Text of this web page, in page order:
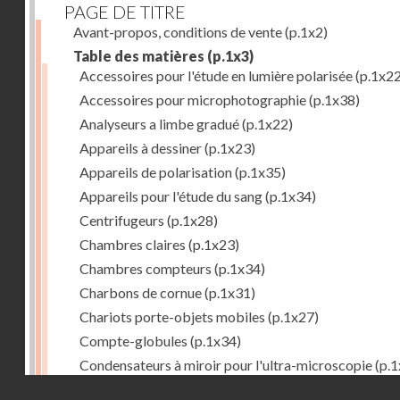
PAGE DE TITRE
Avant-propos, conditions de vente(p.1x2)
Table des matières (p.1x3)
Accessoires pour l'étude en lumière polarisée
Accessoires pour microphotographie(p.1x38)
Analyseurs a limbe gradué(p.1x22)
Appareils à dessiner(p.1x23)
Appareils de polarisation(p.1x35)
Appareils pour l'étude du sang(p.1x34)
Centrifugeurs (p.1x28)
Chambres claires (p.1x23)
Chambres compteurs (p.1x34)
Charbons de cornue(p.1x31)
Chariots porte-objets mobiles (p.1x27)
Compte-globules (p.1x34)
Condensateurs à miroir pour l'ultra-microscopie